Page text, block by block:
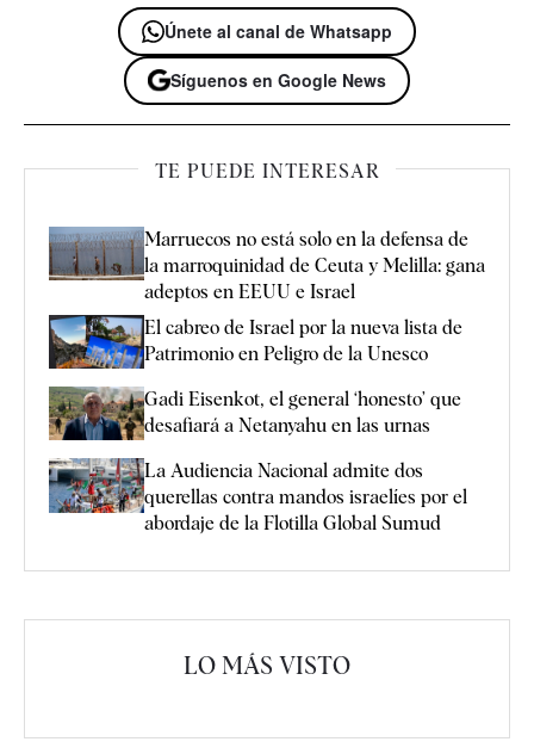
Únete al canal de Whatsapp
Síguenos en Google News
TE PUEDE INTERESAR
Marruecos no está solo en la defensa de
la marroquinidad de Ceuta y Melilla: gana
adeptos en EEUU e Israel
El cabreo de Israel por la nueva lista de
Patrimonio en Peligro de la Unesco
Gadi Eisenkot, el general ‘honesto’ que
desafiará a Netanyahu en las urnas
La Audiencia Nacional admite dos
querellas contra mandos israelíes por el
abordaje de la Flotilla Global Sumud
LO MÁS VISTO